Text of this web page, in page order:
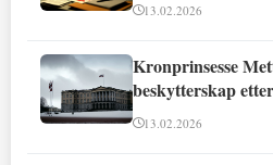
13.02.2026
Kronprinsesse
beskytterskap
13.02.2026